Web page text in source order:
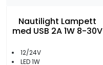
Nautilight Lampett
med USB 2A 1W 8-30V
12/24V
LED 1W